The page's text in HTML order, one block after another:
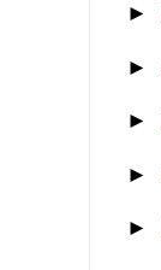
►
►
►
►
►